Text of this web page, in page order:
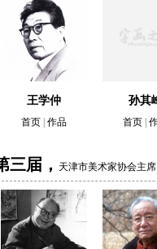
王学仲
首页 作品
孙其
首页
三届， 天津市美术家协会主